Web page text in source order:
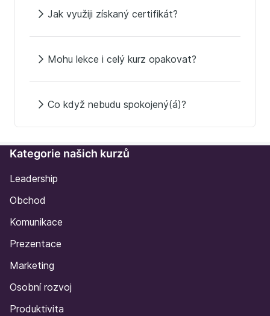
Jak využiji získaný certifikát?
Mohu lekce i celý kurz opakovat?
Co když nebudu spokojený(á)?
Kategorie našich kurzů
Leadership
Obchod
Komunikace
Prezentace
Marketing
Osobní rozvoj
Produktivita